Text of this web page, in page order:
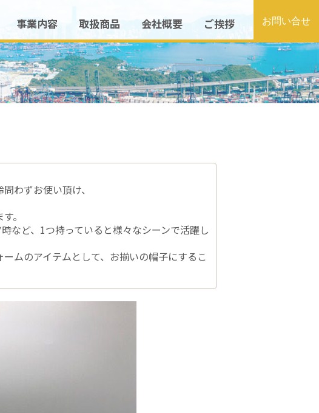
事業内容 取扱商品 会社概要 ご挨拶
わずお使い頂け、
。
など、1つ持っていると様々なシーンで活躍し
ムのアイテムとして、お揃いの帽子にするこ